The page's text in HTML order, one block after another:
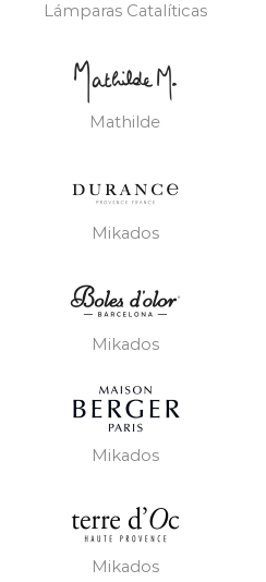
Lámparas Catalíticas
Mathilde
Mikados
Mikados
Mikados
Mikados